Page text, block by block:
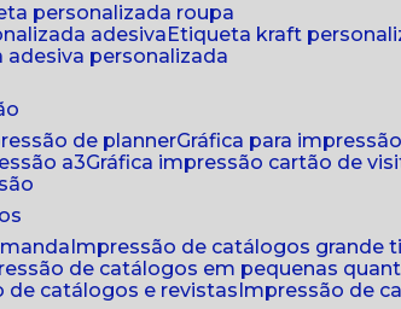
personalizada roupa
adesiva
etiqueta kraft
adesiva personalizada
de planner
gráfica para
a3
gráfica impressão cartão de
impressão de catálogos grande
de catálogos em pequenas
de catálogos e revistas impressão de